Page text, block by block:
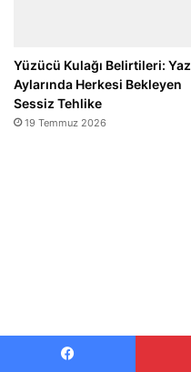
Yüzücü Kulağı Belirtileri: Yaz
Aylarında Herkesi Bekleyen
Sessiz Tehlike
19 Temmuz 2026